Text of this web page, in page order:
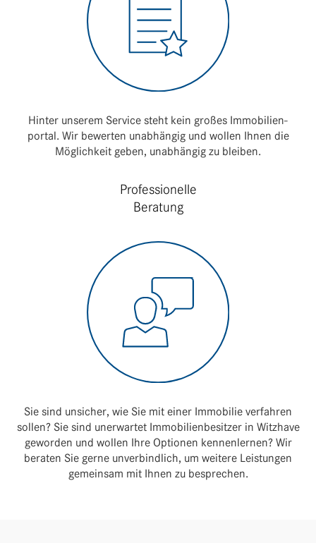
Hinter unserem Service steht kein großes Immo­bi­li­en­
portal. Wir bewerten unab­hängig und wollen Ihnen die
Möglich­keit geben, unab­hängig zu bleiben.
Professionelle
Beratung
Sie sind unsi­cher, wie Sie mit einer Immo­bilie verfahren
sollen? Sie sind uner­wartet Immo­bi­li­en­be­sitzer in Witz­have
geworden und wollen Ihre Optionen kennen­lernen? Wir
beraten Sie gerne unver­bind­lich, um weitere Leis­tungen
gemeinsam mit Ihnen zu besprechen.